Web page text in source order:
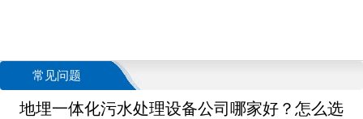
常见问题
地埋一体化污水处理设备公司哪家好？怎么选